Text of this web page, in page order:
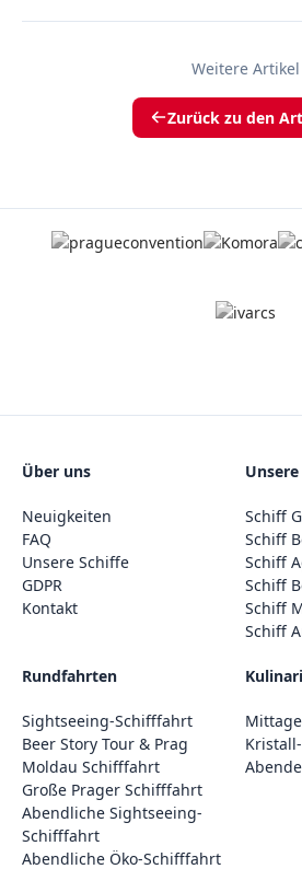
Weitere Artikel
Zurück zu den
Über uns
Neuigkeiten
FAQ
Unsere Schiffe
GDPR
Kontakt
Schiff
Schiff
Schiff
Schiff
Schiff
Schiff
Rundfahrten
Sightseeing-Schifffahrt
Beer Story Tour & Prag
Moldau Schifffahrt
Große Prager Schifffahrt
Abendliche Sightseeing-
Schifffahrt
Abendliche Öko-Schifffahrt